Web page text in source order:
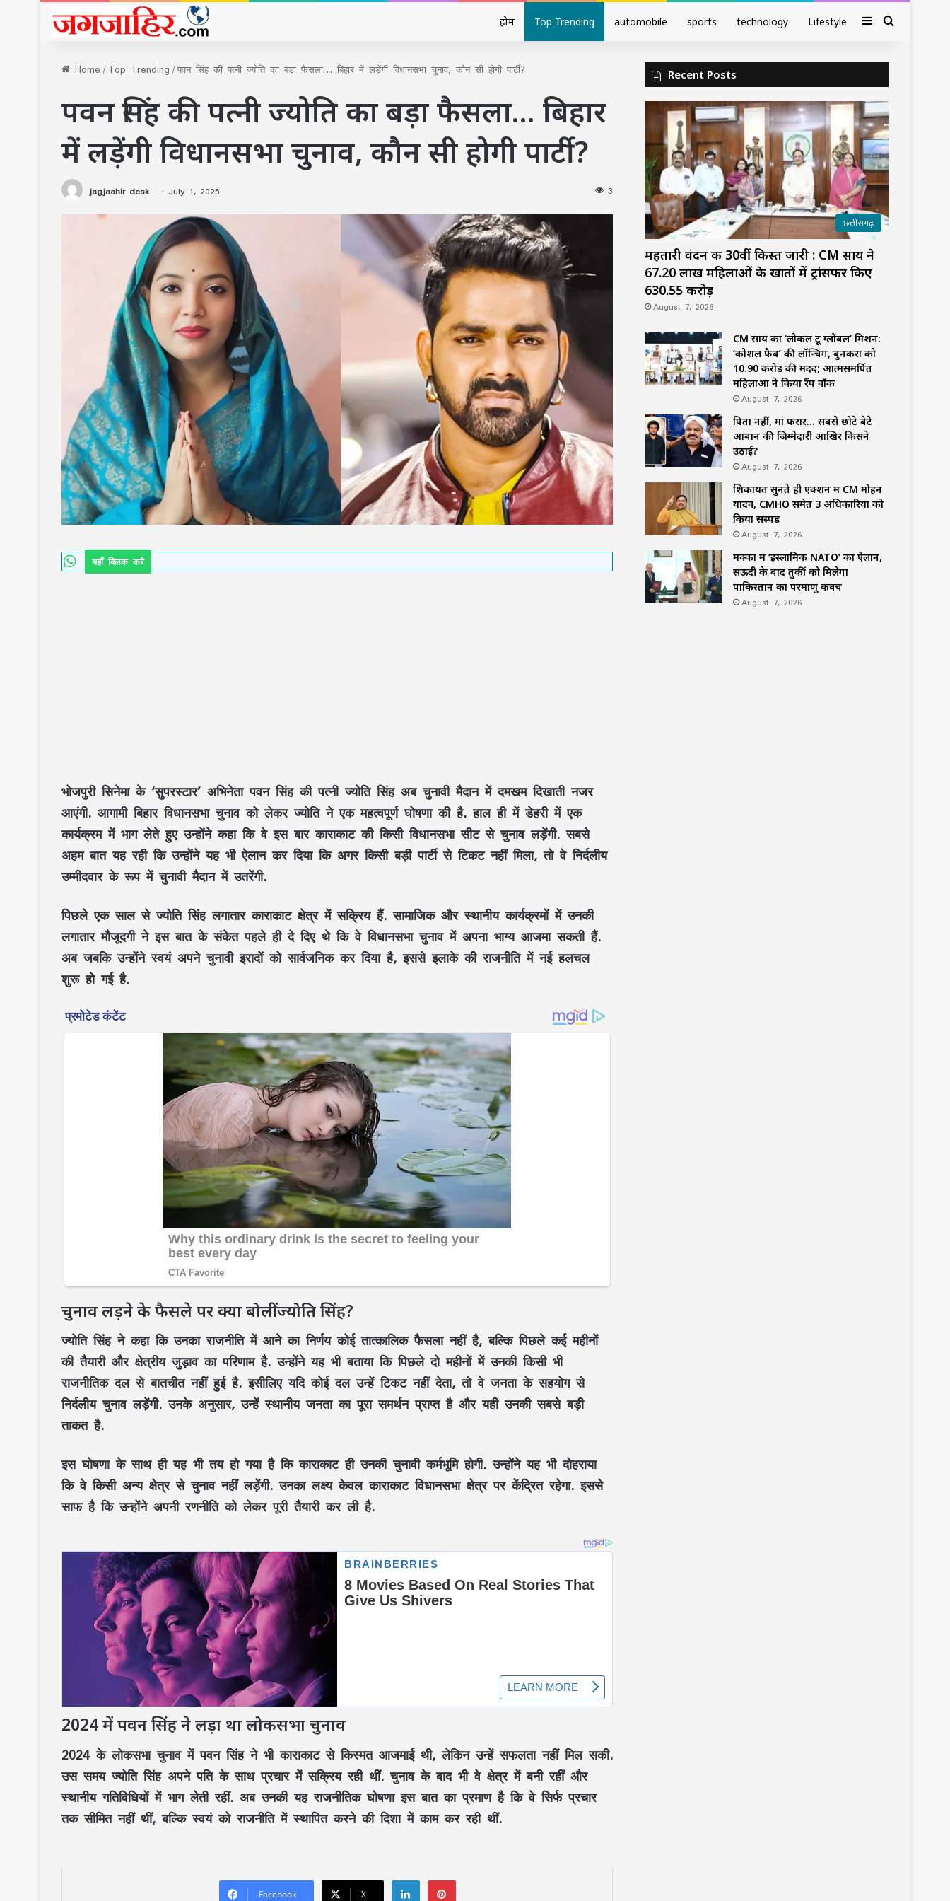
होम Top Trending automobile sports technology Lifestyle SidebarSearch
Home/Top Trending/पवन सिंह की पत्नी ज्योति का बड़ा फैसला… बिहार में लड़ेंगी विधानसभा चुनाव, कौन सी होगी पार्टी?
पवन सिंह की पत्नी ज्योति का बड़ा फैसला… बिहार
में लड़ेंगी विधानसभा चुनाव, कौन सी होगी पार्टी?
jagjaahir desk July 1, 2025 3
यहाँ क्लिक करे
भोजपुरी सिनेमा के ‘सुपरस्टार’ अभिनेता पवन सिंह की पत्नी ज्योति सिंह अब चुनावी मैदान में दमखम दिखाती नजर
आएंगी. आगामी बिहार विधानसभा चुनाव को लेकर ज्योति ने एक महत्वपूर्ण घोषणा की है. हाल ही में डेहरी में एक
कार्यक्रम में भाग लेते हुए उन्होंने कहा कि वे इस बार काराकाट की किसी विधानसभा सीट से चुनाव लड़ेंगी. सबसे
अहम बात यह रही कि उन्होंने यह भी ऐलान कर दिया कि अगर किसी बड़ी पार्टी से टिकट नहीं मिला, तो वे निर्दलीय
उम्मीदवार के रूप में चुनावी मैदान में उतरेंगी.
पिछले एक साल से ज्योति सिंह लगातार काराकाट क्षेत्र में सक्रिय हैं. सामाजिक और स्थानीय कार्यक्रमों में उनकी
लगातार मौजूदगी ने इस बात के संकेत पहले ही दे दिए थे कि वे विधानसभा चुनाव में अपना भाग्य आजमा सकती हैं.
अब जबकि उन्होंने स्वयं अपने चुनावी इरादों को सार्वजनिक कर दिया है, इससे इलाके की राजनीति में नई हलचल
शुरू हो गई है.
चुनाव लड़ने के फैसले पर क्या बोलीं ज्योति सिंह?
ज्योति सिंह ने कहा कि उनका राजनीति में आने का निर्णय कोई तात्कालिक फैसला नहीं है, बल्कि पिछले कई महीनों
की तैयारी और क्षेत्रीय जुड़ाव का परिणाम है. उन्होंने यह भी बताया कि पिछले दो महीनों में उनकी किसी भी
राजनीतिक दल से बातचीत नहीं हुई है. इसीलिए यदि कोई दल उन्हें टिकट नहीं देता, तो वे जनता के सहयोग से
निर्दलीय चुनाव लड़ेंगी. उनके अनुसार, उन्हें स्थानीय जनता का पूरा समर्थन प्राप्त है और यही उनकी सबसे बड़ी
ताकत है.
इस घोषणा के साथ ही यह भी तय हो गया है कि काराकाट ही उनकी चुनावी कर्मभूमि होगी. उन्होंने यह भी दोहराया
कि वे किसी अन्य क्षेत्र से चुनाव नहीं लड़ेंगी. उनका लक्ष्य केवल काराकाट विधानसभा क्षेत्र पर केंद्रित रहेगा. इससे
साफ है कि उन्होंने अपनी रणनीति को लेकर पूरी तैयारी कर ली है.
2024 में पवन सिंह ने लड़ा था लोकसभा चुनाव
2024 के लोकसभा चुनाव में पवन सिंह ने भी काराकाट से किस्मत आजमाई थी, लेकिन उन्हें सफलता नहीं मिल सकी.
उस समय ज्योति सिंह अपने पति के साथ प्रचार में सक्रिय रही थीं. चुनाव के बाद भी वे क्षेत्र में बनी रहीं और
स्थानीय गतिविधियों में भाग लेती रहीं. अब उनकी यह राजनीतिक घोषणा इस बात का प्रमाण है कि वे सिर्फ प्रचार
तक सीमित नहीं थीं, बल्कि स्वयं को राजनीति में स्थापित करने की दिशा में काम कर रही थीं.
Facebook X
LinkedInPinterest
FD Rates- इन 5 सरकारी बैंकों ने किया FD के
ब्याज दरों में बदलाव
तेज हवा, पूरे हफ्ते जारी रहेगा वर्षा का दौर
Recent Posts
छत्तीसगढ़
महतारी वंदन की 30वीं किस्त जारी : CM साय ने
67.20 लाख महिलाओं के खातों में ट्रांसफर किए
₹630.55 करोड़
August 7, 2026
CM साय का ‘लोकल टू ग्लोबल’ मिशन:
‘कोशल फैब’ की लॉन्चिंग, बुनकरों को
10.90 करोड़ की मदद; आत्मसमर्पित
महिलाओं ने किया रैंप वॉक
August 7, 2026
पिता नहीं, मां फरार… सबसे छोटे बेटे
आबान की जिम्मेदारी आखिर किसने
उठाई?
August 7, 2026
शिकायतें सुनते ही एक्शन में CM मोहन
यादव, CMHO समेत 3 अधिकारियों को
किया सस्पेंड
August 7, 2026
मक्का में ‘इस्लामिक NATO’ का ऐलान,
सऊदी के बाद तुर्की को मिलेगा
पाकिस्तान का परमाणु कवच
August 7, 2026